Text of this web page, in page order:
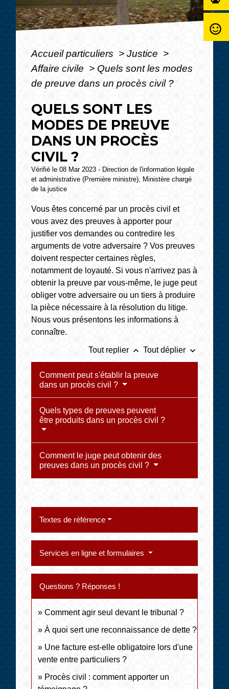
Accueil particuliers > Justice >
Affaire civile > Quels sont les modes
de preuve dans un procès civil ?
QUELS SONT LES
MODES DE PREUVE
DANS UN PROCÈS
CIVIL ?
Vérifié le 08 Mar 2023 - Direction de l'information légale
et administrative (Première ministre), Ministère chargé
de la justice
Vous êtes concerné par un procès civil et
vous avez des preuves à apporter pour
justifier vos demandes ou contredire les
arguments de votre adversaire ? Vos preuves
doivent respecter certaines règles,
notamment de loyauté. Si vous n'arrivez pas à
obtenir la preuve par vous-même, le juge peut
obliger votre adversaire ou un tiers à produire
la pièce nécessaire à la résolution du litige.
Nous vous présentons les informations à
connaître.
Tout replier keyboard_arrow_up Tout déplier keyboard_arrow_down
Comment peut s'établir la preuve
dans un procès civil ?
Quels types de preuves peuvent
être produits dans un procès civil ?
Comment le juge peut obtenir des
preuves dans un procès civil ?
Textes de référence
Services en ligne et formulaires
Questions ? Réponses !
Comment agir seul devant le tribunal ?
À quoi sert une reconnaissance de dette ?
Une facture est-elle obligatoire lors d'une
vente entre particuliers ?
Procès civil : comment apporter un
sentiment_satisfied_alt